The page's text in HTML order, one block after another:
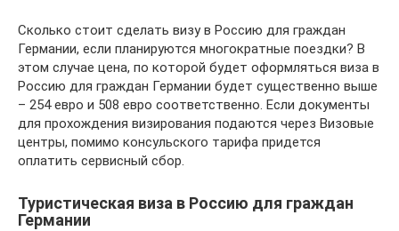
Сколько стоит сделать визу в Россию для граждан
Германии, если планируются многократные поездки? В
этом случае цена, по которой будет оформляться виза в
Россию для граждан Германии будет существенно выше
– 254 евро и 508 евро соответственно. Если документы
для прохождения визирования подаются через Визовые
центры, помимо консульского тарифа придется
оплатить сервисный сбор.
Туристическая виза в Россию для граждан
Германии